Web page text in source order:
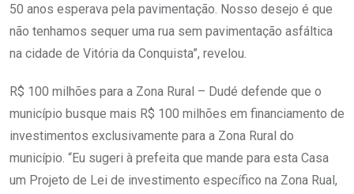
50 anos esperava pela pavimentação. Nosso desejo é que
não tenhamos sequer uma rua sem pavimentação asfáltica
na cidade de Vitória da Conquista”, revelou.
R$ 100 milhões para a Zona Rural – Dudé defende que o
município busque mais R$ 100 milhões em financiamento de
investimentos exclusivamente para a Zona Rural do
município. “Eu sugeri à prefeita que mande para esta Casa
um Projeto de Lei de investimento específico na Zona Rual,